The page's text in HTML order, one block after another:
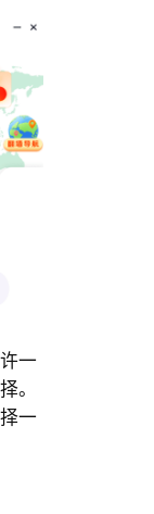
一
。
一